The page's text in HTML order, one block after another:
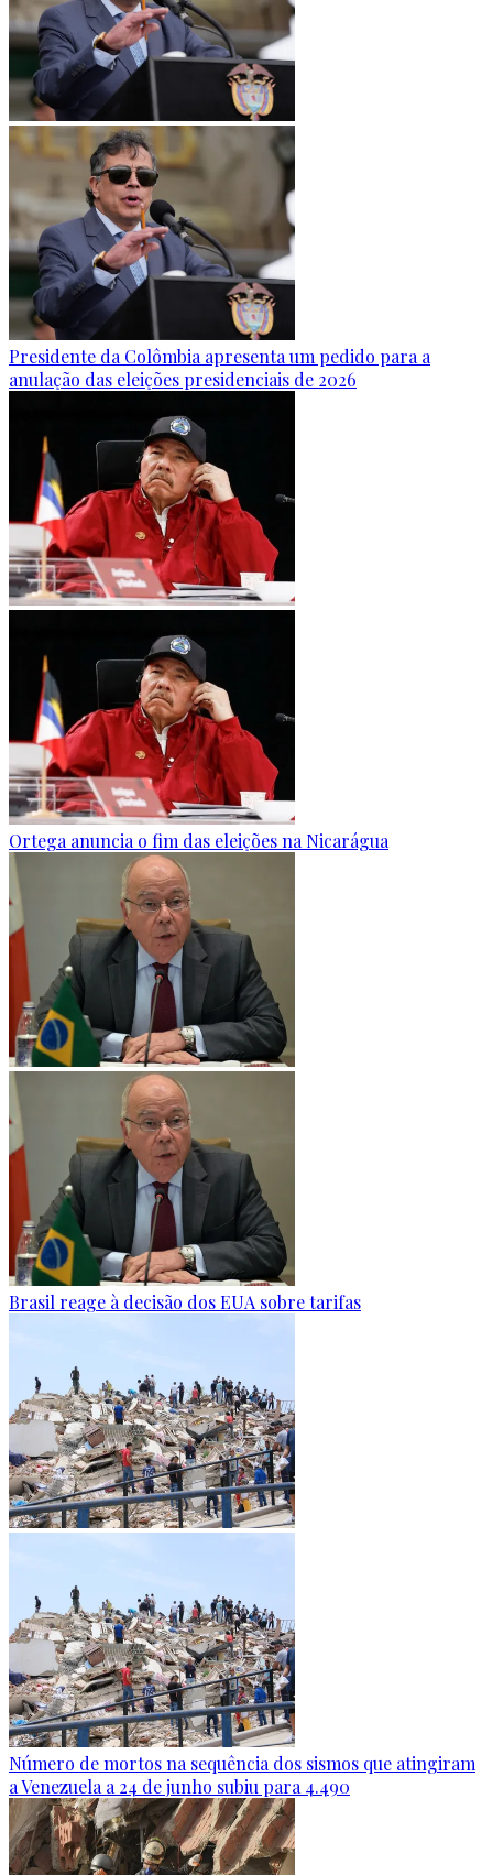
Presidente da Colômbia apresenta um pedido para a
anulação das eleições presidenciais de 2026
Ortega anuncia o fim das eleições na Nicarágua
Brasil reage à decisão dos EUA sobre tarifas
Número de mortos na sequência dos sismos que atingiram
a Venezuela a 24 de junho subiu para 4.490